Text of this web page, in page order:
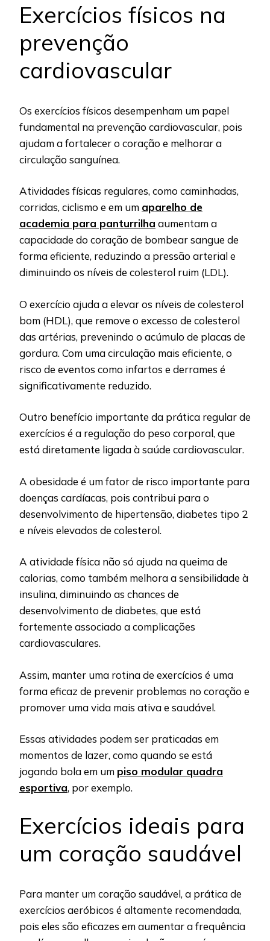
Exercícios físicos na
prevenção
cardiovascular
Os exercícios físicos desempenham um papel
fundamental na prevenção cardiovascular, pois
ajudam a fortalecer o coração e melhorar a
circulação sanguínea.
Atividades físicas regulares, como caminhadas,
corridas, ciclismo e em um aparelho de
academia para panturrilha aumentam a
capacidade do coração de bombear sangue de
forma eficiente, reduzindo a pressão arterial e
diminuindo os níveis de colesterol ruim (LDL).
O exercício ajuda a elevar os níveis de colesterol
bom (HDL), que remove o excesso de colesterol
das artérias, prevenindo o acúmulo de placas de
gordura. Com uma circulação mais eficiente, o
risco de eventos como infartos e derrames é
significativamente reduzido.
Outro benefício importante da prática regular de
exercícios é a regulação do peso corporal, que
está diretamente ligada à saúde cardiovascular.
A obesidade é um fator de risco importante para
doenças cardíacas, pois contribui para o
desenvolvimento de hipertensão, diabetes tipo 2
e níveis elevados de colesterol.
A atividade física não só ajuda na queima de
calorias, como também melhora a sensibilidade à
insulina, diminuindo as chances de
desenvolvimento de diabetes, que está
fortemente associado a complicações
cardiovasculares.
Assim, manter uma rotina de exercícios é uma
forma eficaz de prevenir problemas no coração e
promover uma vida mais ativa e saudável.
Essas atividades podem ser praticadas em
momentos de lazer, como quando se está
jogando bola em um piso modular quadra
esportiva, por exemplo.
Exercícios ideais para
um coração saudável
Para manter um coração saudável, a prática de
exercícios aeróbicos é altamente recomendada,
pois eles são eficazes em aumentar a frequência